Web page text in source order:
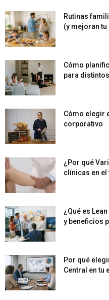
Rutinas
(y mejoran
Cómo
para
Cómo elegir
corporativo
¿Por qué
clínicas en el
¿Qué es
y beneficios
Por qué
Central en tu